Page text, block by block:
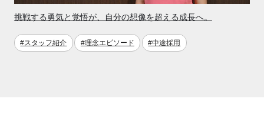
挑戦する勇気と覚悟が、自分の想像を超える成長へ。
#スタッフ紹介 #理念エピソード #中途採用